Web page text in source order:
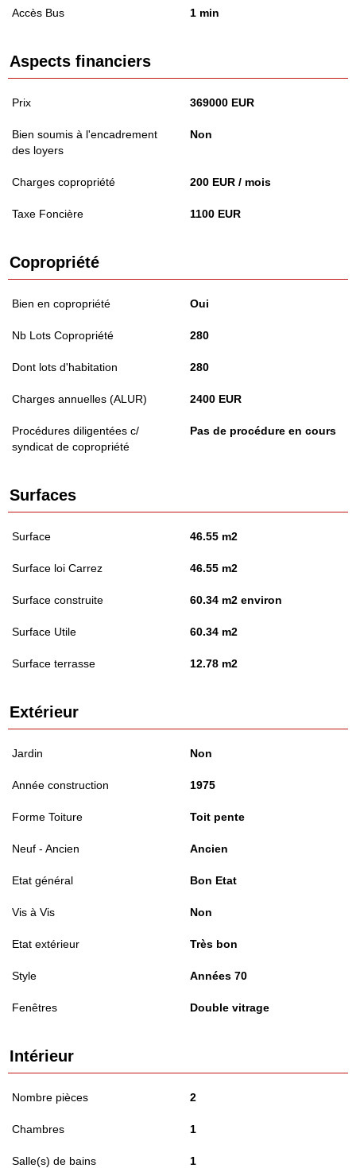
Accès Bus 1 min
Aspects financiers
Prix 369000 EUR
Bien soumis à l'encadrement
des loyers
Non
Charges copropriété 200 EUR / mois
Taxe Foncière 1100 EUR
Copropriété
Bien en copropriété Oui
Nb Lots Copropriété 280
Dont lots d'habitation 280
Charges annuelles (ALUR) 2400 EUR
Procédures diligentées c/
syndicat de copropriété
Pas de procédure en cours
Surfaces
Surface 46.55 m2
Surface loi Carrez 46.55 m2
Surface construite 60.34 m2 environ
Surface Utile 60.34 m2
Surface terrasse 12.78 m2
Extérieur
Jardin Non
Année construction 1975
Forme Toiture Toit pente
Neuf - Ancien Ancien
Etat général Bon Etat
Vis à Vis Non
Etat extérieur Très bon
Style Années 70
Fenêtres Double vitrage
Intérieur
Nombre pièces 2
Chambres 1
Salle(s) de bains 1